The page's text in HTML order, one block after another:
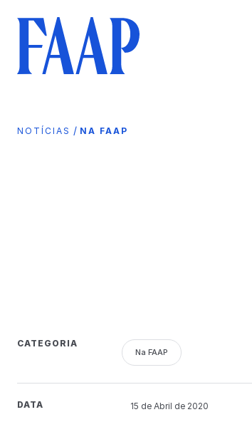
NOTÍCIAS / NA FAAP
CATEGORIA
Na FAAP
DATA 15 de Abril de 2020